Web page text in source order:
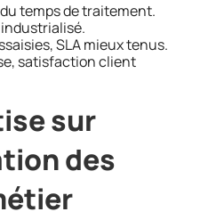
temps de traitement.
SLA mieux tenus.
satisfaction client
sur
des